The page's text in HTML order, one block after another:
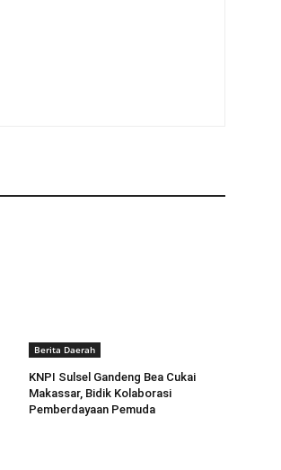
Berita Daerah
KNPI Sulsel Gandeng Bea Cukai
Makassar, Bidik Kolaborasi
Pemberdayaan Pemuda